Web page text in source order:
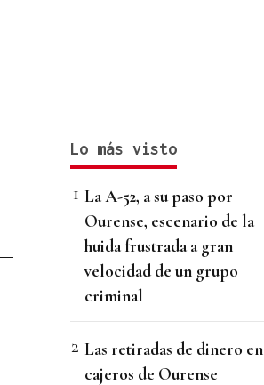
Lo más visto
La A-52, a su paso por
Ourense, escenario de la
huida frustrada a gran
velocidad de un grupo
criminal
Las retiradas de dinero en
cajeros de Ourense